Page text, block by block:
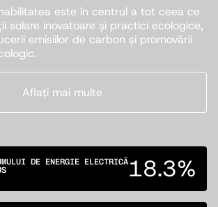
este în centrul a tot ceea ce
solare inovatoare și practici ecologice,
emisiilor de carbon și promovării
Aflați mai multe
DE ENERGIE ELECTRICĂ18.3%